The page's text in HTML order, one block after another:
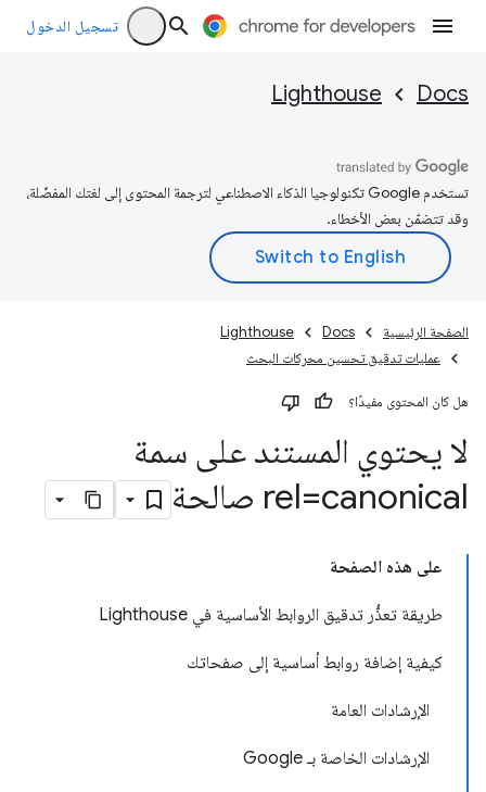
تسجيل الدخول
Docs
Lighthouse
تستخدم Google تكنولوجيا الذكاء الاصطناعي لترجمة المحتوى إلى لغتك المفضّلة،
وقد تتضمّن بعض الأخطاء.
الصفحة الرئيسية Docs
Lighthouse
عمليات تدقيق تحسين محركات البحث
هل كان المحتوى مفيدًا؟
لا يحتوي المستند على سمة
rel=canonical صالحة
على هذه الصفحة
طريقة تعذُّر تدقيق الروابط الأساسية في Lighthouse
كيفية إضافة روابط أساسية إلى صفحاتك
الإرشادات العامة
الإرشادات الخاصة بـ Google